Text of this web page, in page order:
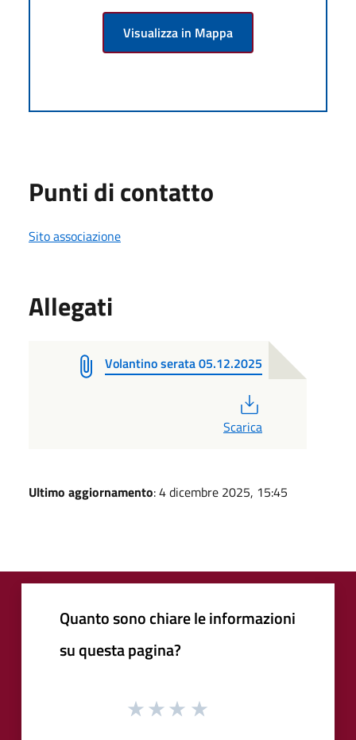
Visualizza in Mappa
Punti di contatto
Sito associazione
Allegati
Volantino serata 05.12.2025
Scarica
Ultimo aggiornamento: 4 dicembre 2025, 15:45
Quanto sono chiare le informazioni
su questa pagina?